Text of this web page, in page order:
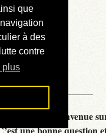
que
à des
contre
plus
souhaite la bienvenue